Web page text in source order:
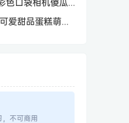
样机效果图素材
爱甜品蛋糕萌趣
不可商用